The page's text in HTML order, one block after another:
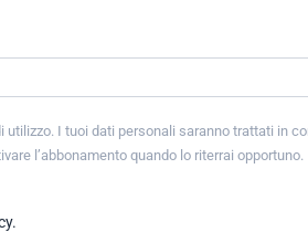
utilizzo. I tuoi dati personali saranno trattati in
l’abbonamento quando lo riterrai opportuno.